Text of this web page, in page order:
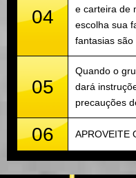
04
e carteira de
escolha sua
fantasias são
05
Quando o
dará
precauções
06 APROVEITE